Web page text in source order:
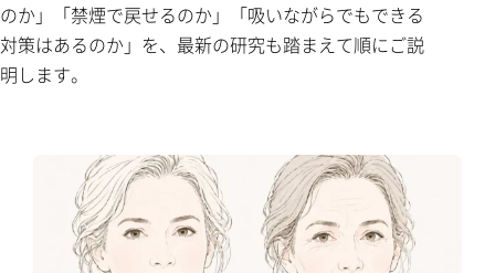
のか」「禁煙で戻せるのか」「吸いながらでもできる
対策はあるのか」を、最新の研究も踏まえて順にご説
明します。